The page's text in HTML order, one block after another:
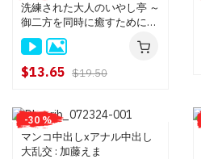
洗練された大人のいやし亭 ～
御二方を同時に癒すためにア
ナルを採用いたしました～ :
加藤えま
$13.65 $19.50
-30 %
マンコ中出しxアナル中出し
大乱交 : 加藤えま